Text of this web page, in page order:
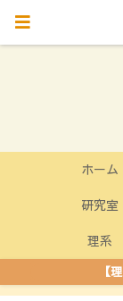
ホーム
研究室
理系
【